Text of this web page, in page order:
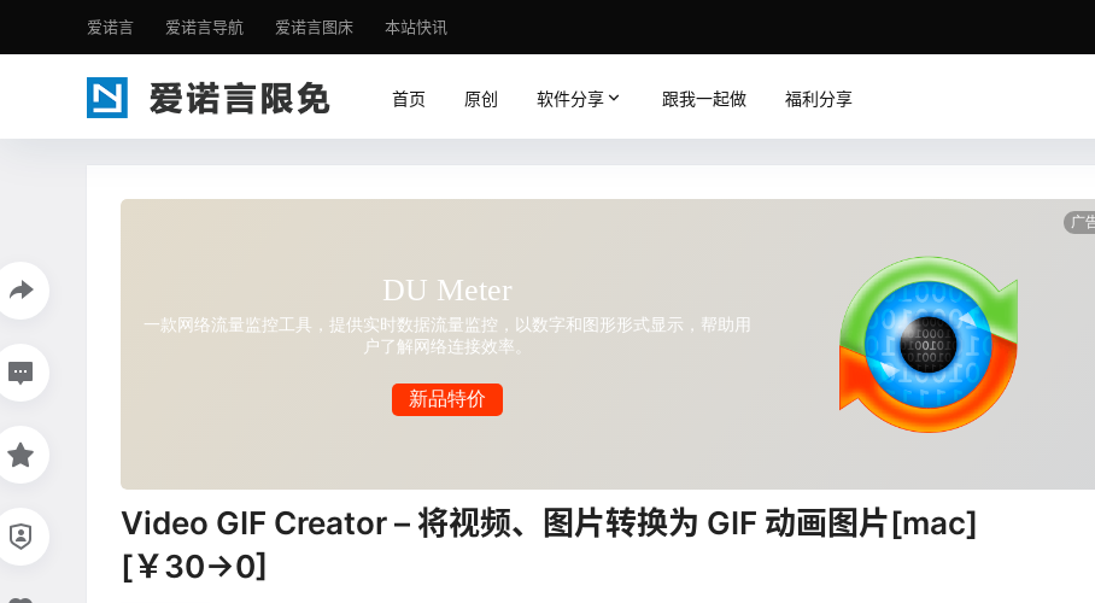
爱诺言 爱诺言导航 爱诺言图床 本站快讯
首页 原创 软件分享 跟我一起做 福利分享
Video GIF Creator – 将视频、图片转换为 GIF 动画图片[mac]
[￥30→0]